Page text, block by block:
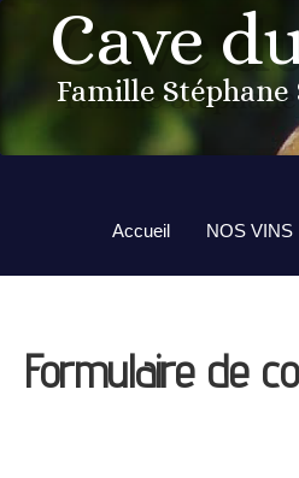
Cave
Famille
Accueil NOS VINS
Formulaire de